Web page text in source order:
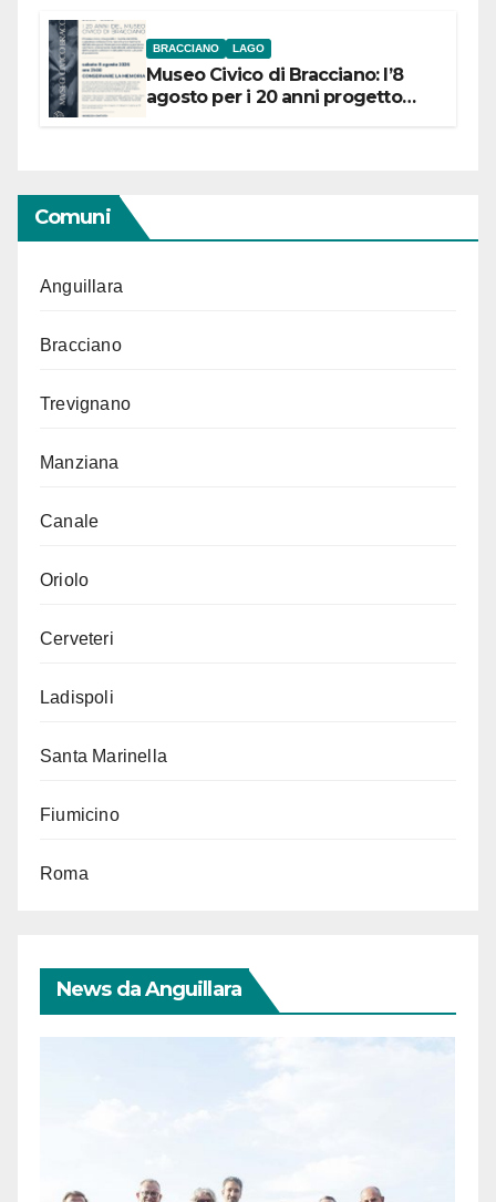
BRACCIANO LAGO
Museo Civico di Bracciano: l’8
agosto per i 20 anni progetto
Comuni
Anguillara
Bracciano
Trevignano
Manziana
Canale
Oriolo
Cerveteri
Ladispoli
Santa Marinella
Fiumicino
Roma
News da Anguillara